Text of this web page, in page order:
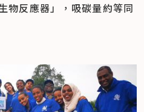
物反應器」，吸碳量約等同